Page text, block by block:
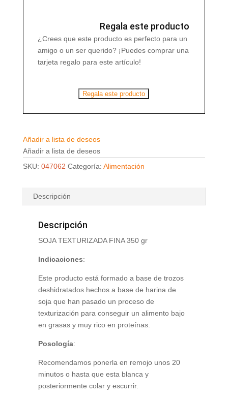
Regala este producto
¿Crees que este producto es perfecto para un
amigo o un ser querido? ¡Puedes comprar una
tarjeta regalo para este artículo!
Regala este producto
Añadir a lista de deseos
Añadir a lista de deseos
SKU: 047062 Categoría: Alimentación
Descripción
Descripción
SOJA TEXTURIZADA FINA 350 gr
Indicaciones:
Este producto está formado a base de trozos
deshidratados hechos a base de harina de
soja que han pasado un proceso de
texturización para conseguir un alimento bajo
en grasas y muy rico en proteínas.
Posología:
Recomendamos ponerla en remojo unos 20
minutos o hasta que esta blanca y
posteriormente colar y escurrir.